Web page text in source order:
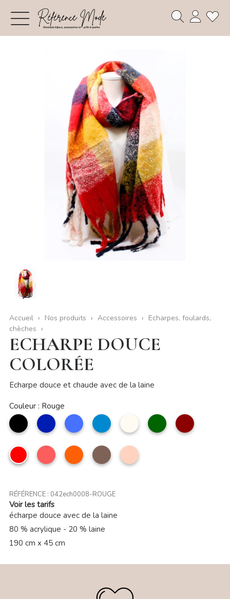
Accueil Nos produits Accessoires
Echarpes, foulards,
chèches
ECHARPE DOUCE
COLORÉE
Echarpe douce et chaude avec de la laine
Couleur : Rouge
noir marine Bleu
bleu
jean
Beige
Vert
foncé
Rouge
foncé
Rouge Nacarat Orange taupe nude
RÉFÉRENCE : 042ech0008-ROUGE
Voir les tarifs
écharpe douce avec de la laine
80 % acrylique - 20 % laine
190 cm x 45 cm